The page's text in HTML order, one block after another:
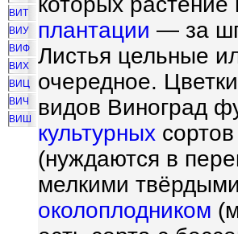
ВИТ
ВИУ
ВИФ
ВИХ
ВИЦ
ВИЧ
ВИШ
плантации — за
Листья цельные
очередное.
видов Виноград
культурных
(нуждаются в
мелкими
околоплодником